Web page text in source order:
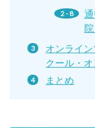
院
オンライ
クール・
まとめ